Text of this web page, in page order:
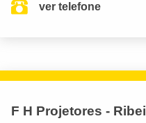
ver telefone
F H Projetores -